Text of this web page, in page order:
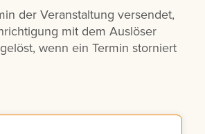
der Veranstaltung versendet,
mit dem Auslöser
wenn ein Termin storniert